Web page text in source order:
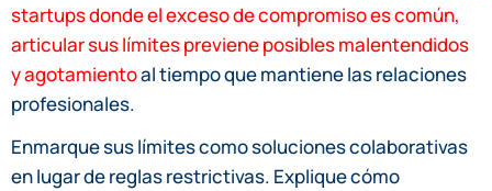
startups donde el exceso de compromiso es común,
articular sus límites previene posibles malentendidos
y agotamientoal tiempo que mantiene las relaciones
profesionales.
Enmarque sus límites como soluciones colaborativas
en lugar de reglas restrictivas. Explique cómo